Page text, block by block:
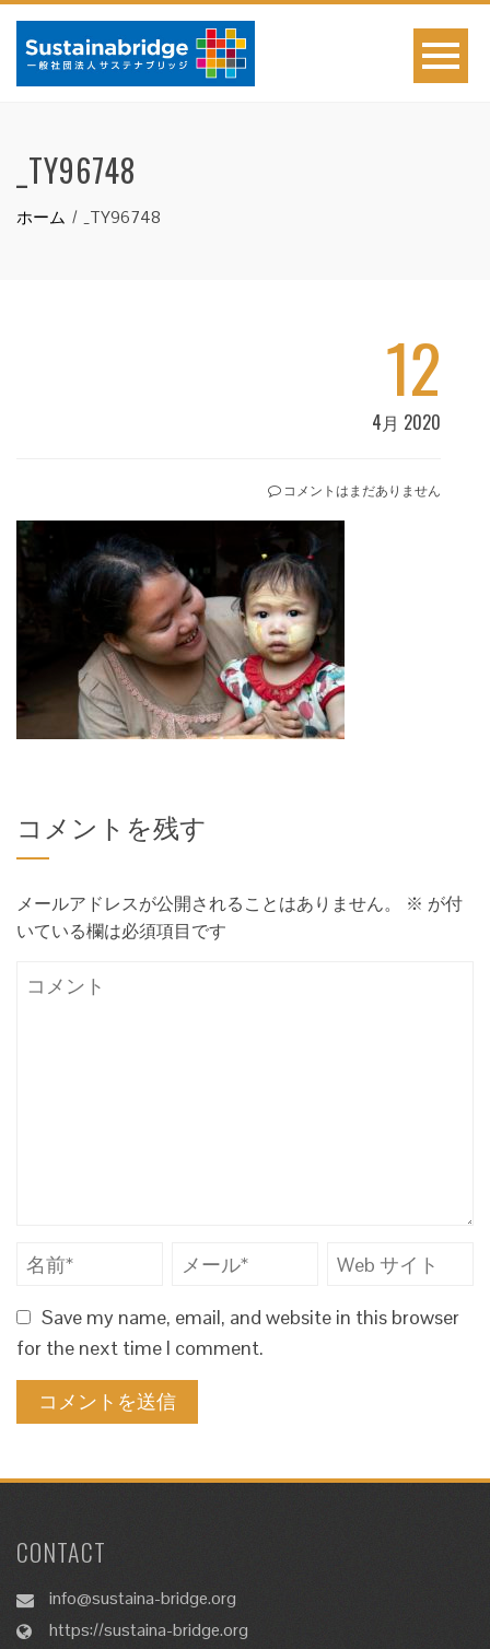
_TY96748
ホーム _TY96748
12
4月 2020
コメントはまだありません
コメントを残す
メールアドレスが公開されることはありません。 ※ が付
いている欄は必須項目です
Save my name, email, and website in this browser
for the next time I comment.
CONTACT
info@sustaina-bridge.org
https://sustaina-bridge.org